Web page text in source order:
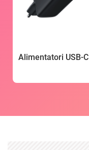
Alimentatori USB-C